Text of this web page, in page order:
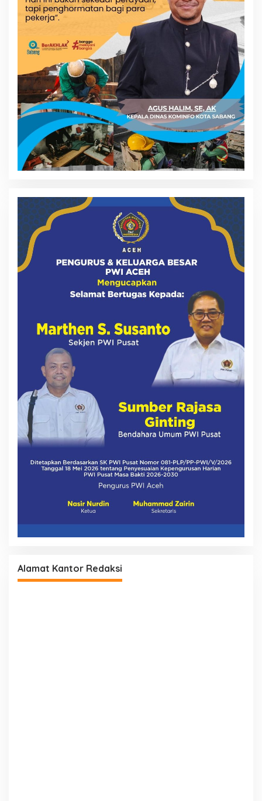
Alamat Kantor Redaksi